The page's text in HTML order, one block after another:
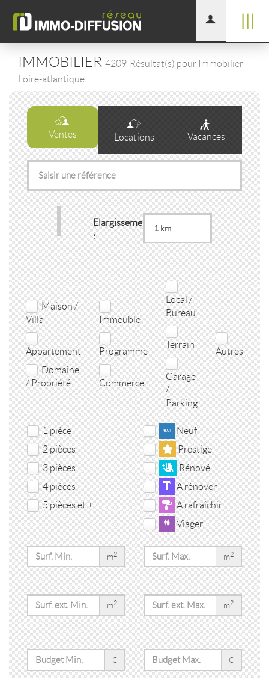
IMMOBILIER 4209 Résultat(s) pour Immobilier
Loire-atlantique
Ventes Locations Vacances
Elargissement
:
Maison /
Villa
Appartement
Domaine
/ Propriété
Immeuble
Programme
Commerce
Local /
Bureau
Terrain
Garage
/
Parking
Autres
1 pièce
2 pièces
3 pièces
4 pièces
5 pièces et +
Neuf
Prestige
Rénové
A rénover
A rafraîchir
Viager
m2 m2
m2 m2
€ €